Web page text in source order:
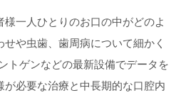
様一人ひとりのお口の中がどのよ
せや虫歯、歯周病について細かく
トゲンなどの最新設備でデータを
が必要な治療と中長期的な口腔内